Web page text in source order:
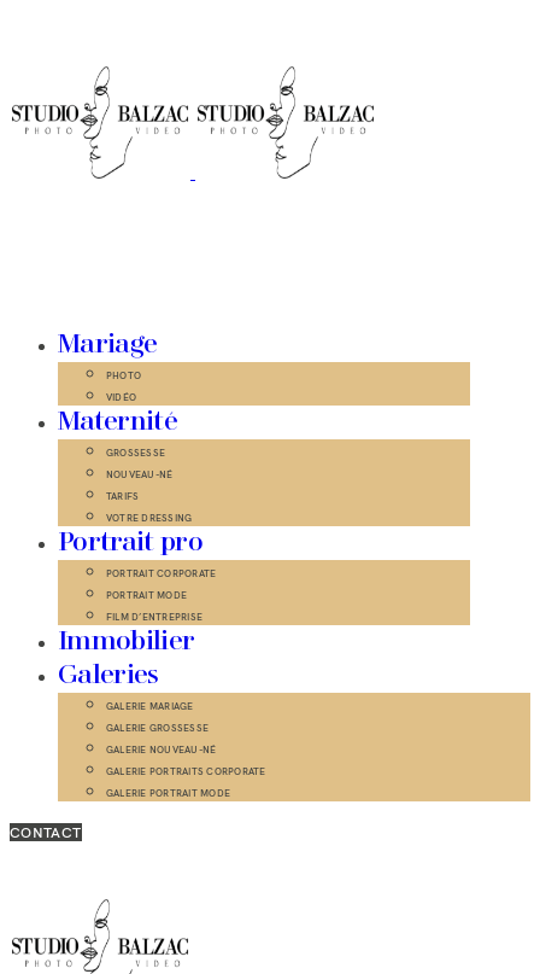
Mariage
PHOTO
VIDÉO
Maternité
GROSSESSE
NOUVEAU-NÉ
TARIFS
VOTRE DRESSING
Portrait pro
PORTRAIT CORPORATE
PORTRAIT MODE
FILM D’ENTREPRISE
Immobilier
Galeries
GALERIE MARIAGE
GALERIE GROSSESSE
GALERIE NOUVEAU-NÉ
GALERIE PORTRAITS CORPORATE
GALERIE PORTRAIT MODE
CONTACT